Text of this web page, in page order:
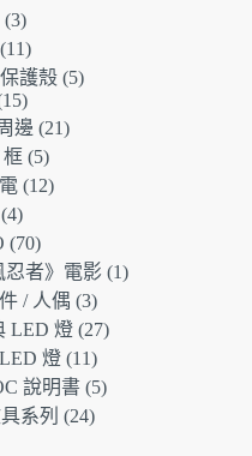
33
個
產
品
1111
個
產
品
護殼 55
1515
個
產
品
邊 2121
55
個
1212
品
44
個
產
品
7070
個
產
品
忍者》電影 11
/ 人偶 33
個
產
品
LED 燈 2727
產
燈 1111
個
產
說明書 55
系列 2424